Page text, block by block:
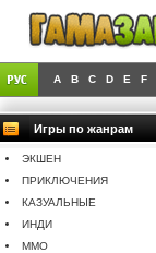
A B C D E F
Игры по жанрам
ЭКШЕН
ПРИКЛЮЧЕНИЯ
КАЗУАЛЬНЫЕ
ИНДИ
MMO